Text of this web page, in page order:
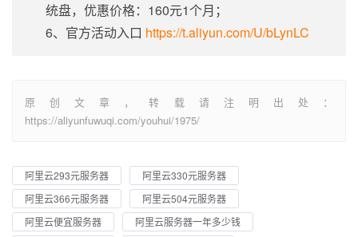
统盘，优惠价格：160元1个月；
6、官方活动入口 https://t.aliyun.com/U/bLynLC
原创文章，转载请注明出处：
https://aliyunfuwuqi.com/youhui/1975/
阿里云293元服务器
阿里云330元服务器
阿里云366元服务器
阿里云504元服务器
阿里云便宜服务器
阿里云服务器一年多少钱